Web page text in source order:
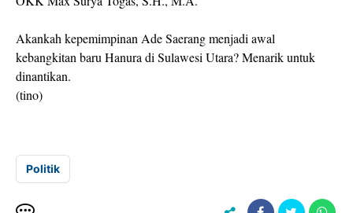
Akankah kepemimpinan Ade Saerang menjadi awal
kebangkitan baru Hanura di Sulawesi Utara? Menarik untuk
dinantikan.
(tino)
Politik